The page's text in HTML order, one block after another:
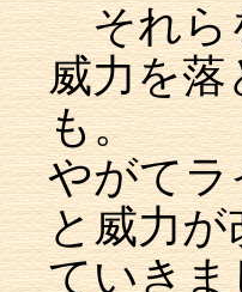
それら
威力を落
も。
やがて
と威力が
ていきま